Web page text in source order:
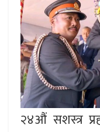
२४औं सशस्त्र